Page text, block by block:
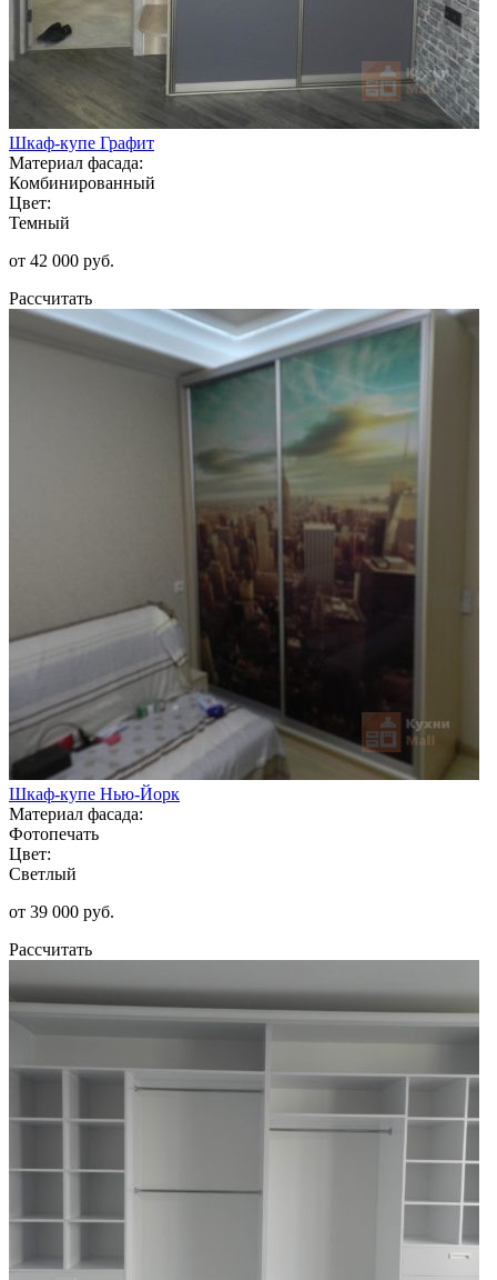
Шкаф-купе Графит
Материал фасада:
Комбинированный
Цвет:
Темный
от 42 000 руб.
Рассчитать
Шкаф-купе Нью-Йорк
Материал фасада:
Фотопечать
Цвет:
Светлый
от 39 000 руб.
Рассчитать